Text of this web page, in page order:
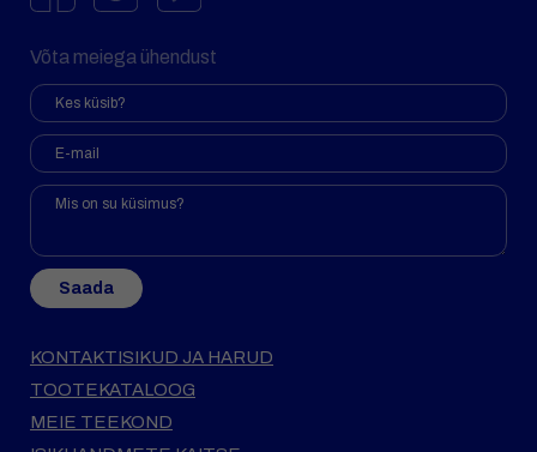
Võta meiega ühendust
Saada
KONTAKTISIKUD JA HARUD
TOOTEKATALOOG
MEIE TEEKOND